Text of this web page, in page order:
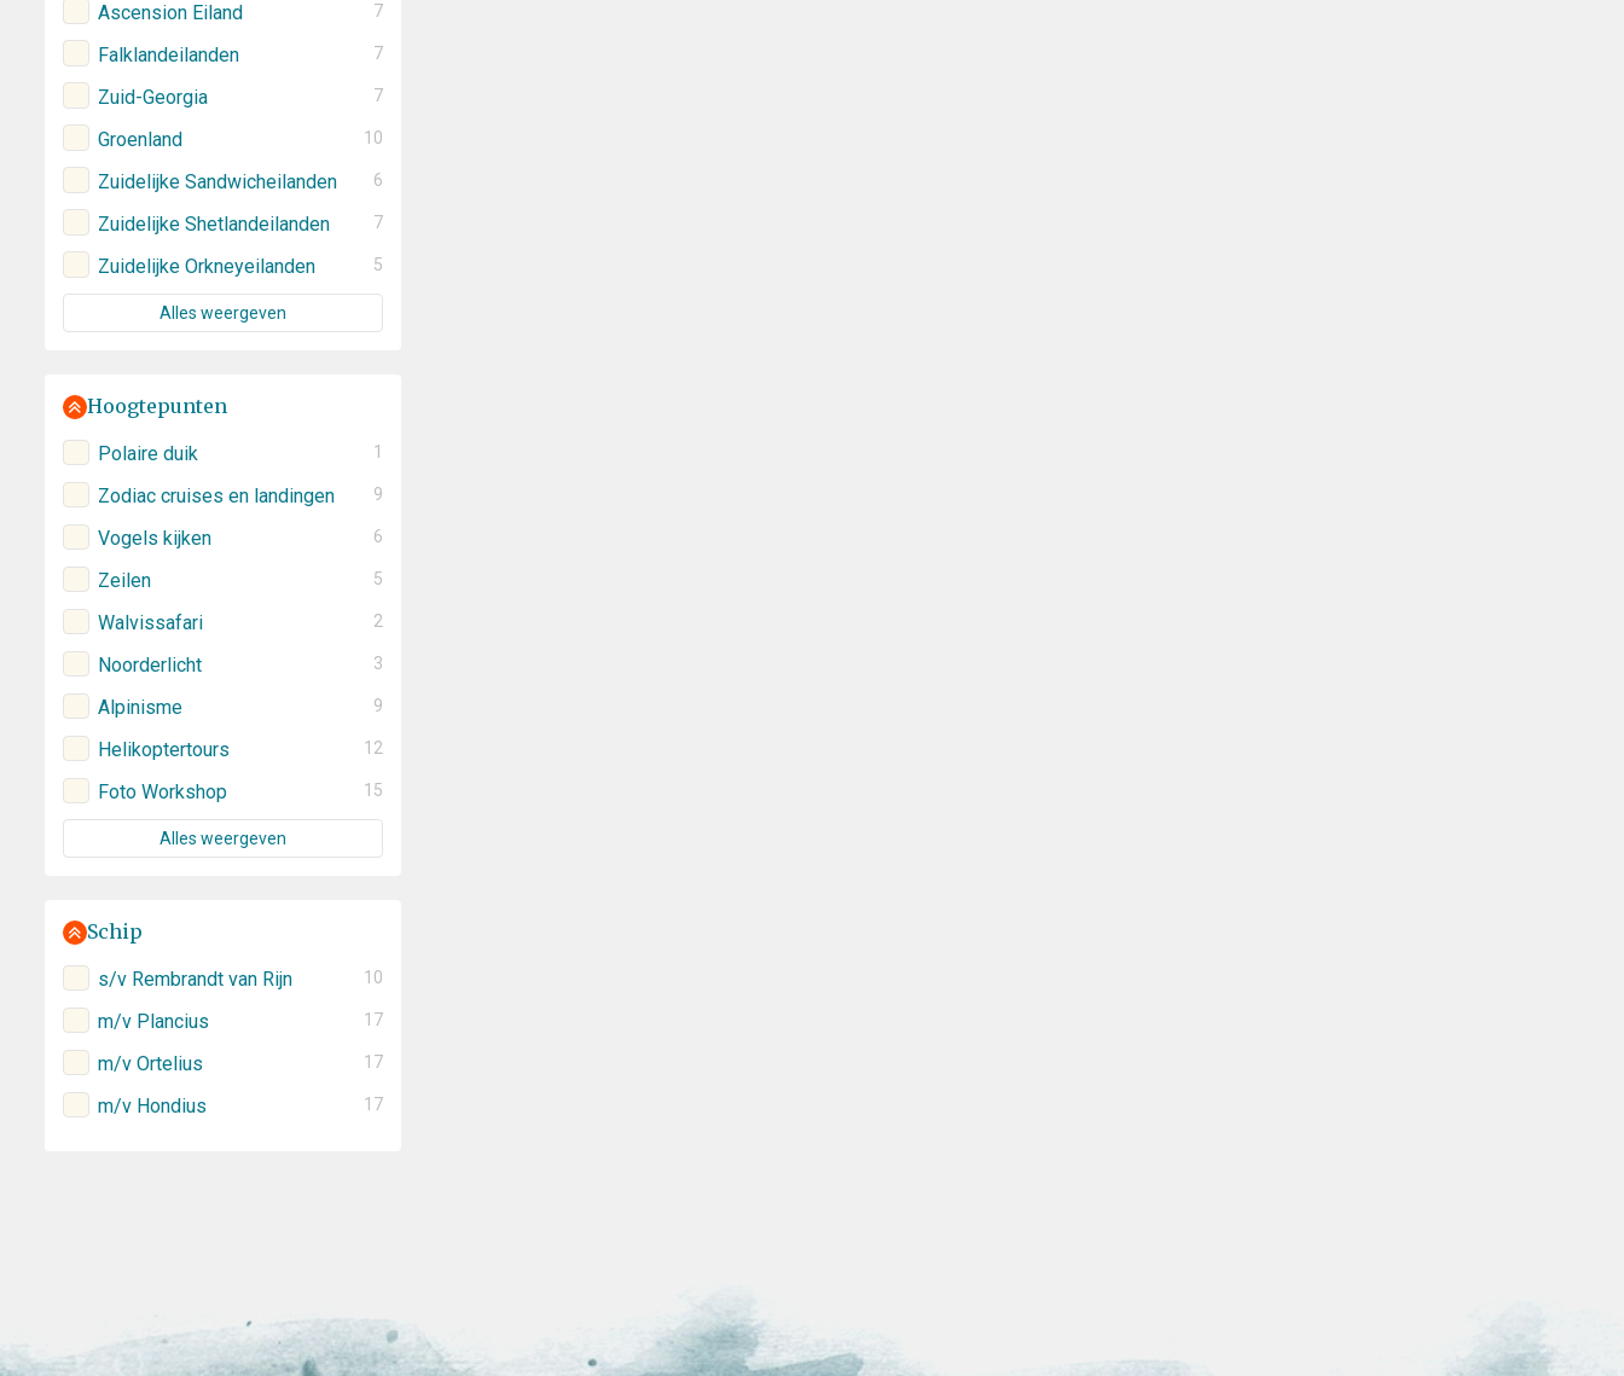
Ascension Eiland 7
Falklandeilanden 7
Zuid-Georgia 7
Groenland 10
Zuidelijke Sandwicheilanden 6
Zuidelijke Shetlandeilanden 7
Zuidelijke Orkneyeilanden 5
Alles weergeven
Hoogtepunten
Polaire duik 1
Zodiac cruises en landingen 9
Vogels kijken 6
Zeilen 5
Walvissafari 2
Noorderlicht 3
Alpinisme 9
Helikoptertours 12
Foto Workshop 15
Alles weergeven
Schip
s/v Rembrandt van Rijn 10
m/v Plancius 17
m/v Ortelius 17
m/v Hondius 17